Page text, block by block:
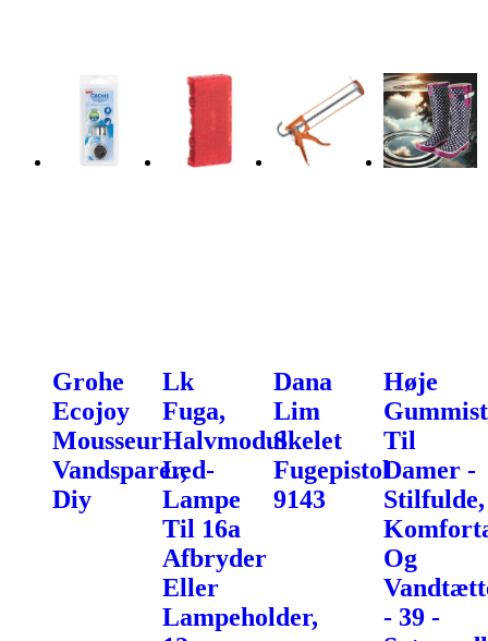
Grohe
Ecojoy
Mousseur
Vandsparer,
Diy
Lk
Fuga,
Halvmodul
Led-
Lampe
Til 16a
Afbryder
Eller
Lampeholder,
Dana
Lim
Skelet
Fugepistol
9143
Høje
Til
Damer -
Stilfulde,
Og
- 39 -